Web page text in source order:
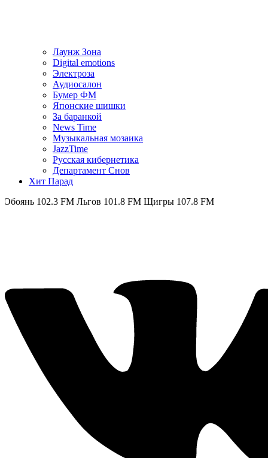
Лаунж Зона
Digital emotions
Электроза
Аудиосалон
Бумер ФМ
Японскиe шишки
За баранкой
News Time
Музыкальная мозаика
JazzTime
Русская кибернетика
Департамент Снов
Хит Парад
FM Льгов 101.8 FM Щигры 107.8 FM